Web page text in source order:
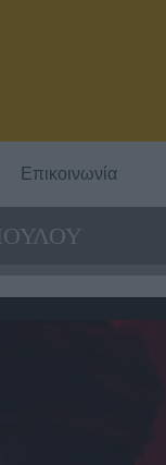
Επικοινωνία